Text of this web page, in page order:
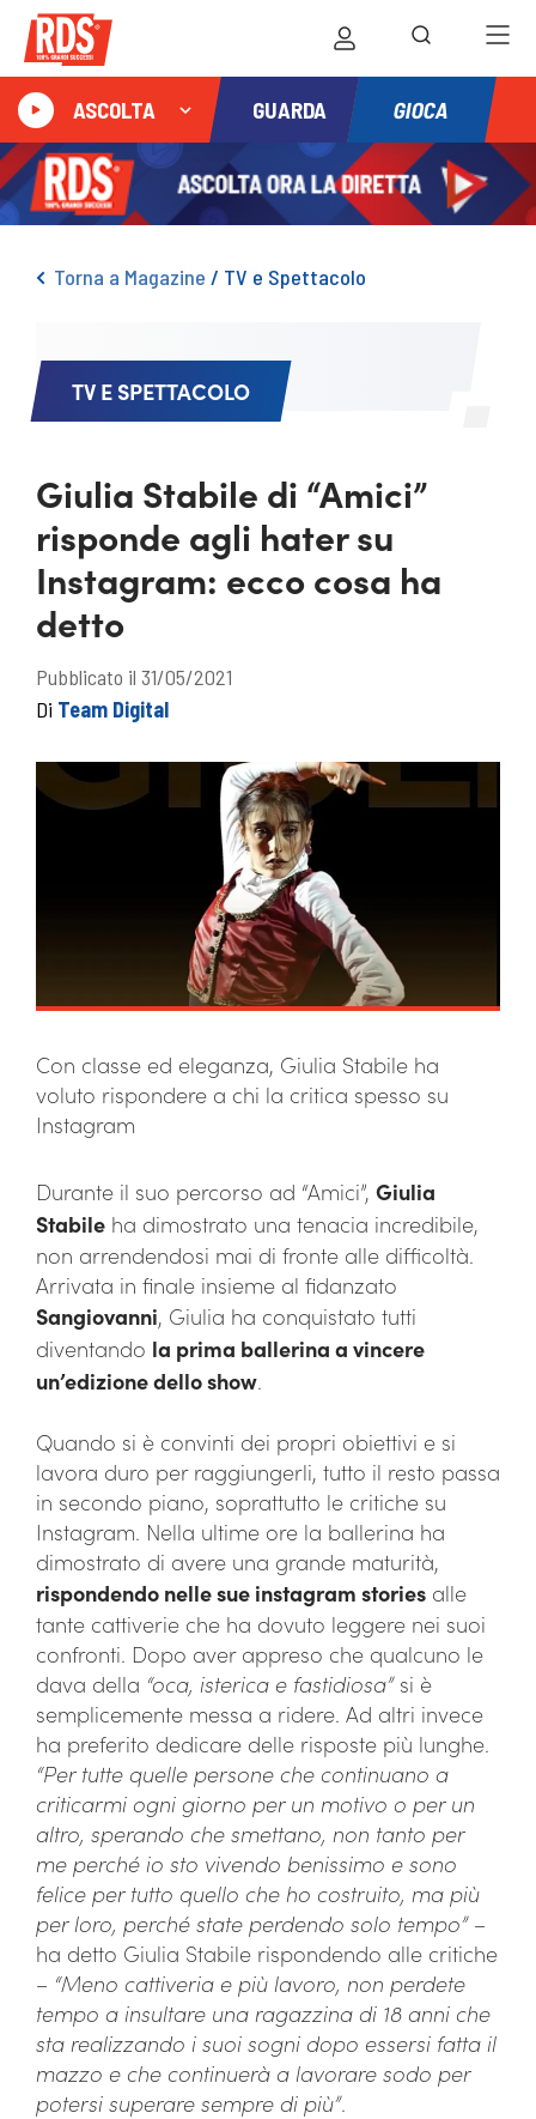
ASCOLTA GUARDA GIOCA
Torna a Magazine / TV e Spettacolo
TV E SPETTACOLO
Giulia Stabile di “Amici”
risponde agli hater su
Instagram: ecco cosa ha
detto
Pubblicato il 31/05/2021
Di Team Digital
Con classe ed eleganza, Giulia Stabile ha
voluto rispondere a chi la critica spesso su
Instagram
Durante il suo percorso ad “Amici”, Giulia
Stabile ha dimostrato una tenacia incredibile,
non arrendendosi mai di fronte alle difficoltà.
Arrivata in finale insieme al fidanzato
Sangiovanni, Giulia ha conquistato tutti
diventando la prima ballerina a vincere
un’edizione dello show.
Quando si è convinti dei propri obiettivi e si
lavora duro per raggiungerli, tutto il resto passa
in secondo piano, soprattutto le critiche su
Instagram. Nella ultime ore la ballerina ha
dimostrato di avere una grande maturità,
rispondendo nelle sue instagram stories alle
tante cattiverie che ha dovuto leggere nei suoi
confronti. Dopo aver appreso che qualcuno le
dava della “oca, isterica e fastidiosa”si è
semplicemente messa a ridere. Ad altri invece
ha preferito dedicare delle risposte più lunghe.
“Per tutte quelle persone che continuano a
criticarmi ogni giorno per un motivo o per un
altro, sperando che smettano, non tanto per
me perché io sto vivendo benissimo e sono
felice per tutto quello che ho costruito, ma più
per loro, perché state perdendo solo tempo”–
ha detto Giulia Stabile rispondendo alle critiche
– “Meno cattiveria e più lavoro, non perdete
tempo a insultare una ragazzina di 18 anni che
sta realizzando i suoi sogni dopo essersi fatta il
mazzo e che continuerà a lavorare sodo per
potersi superare sempre di più”.